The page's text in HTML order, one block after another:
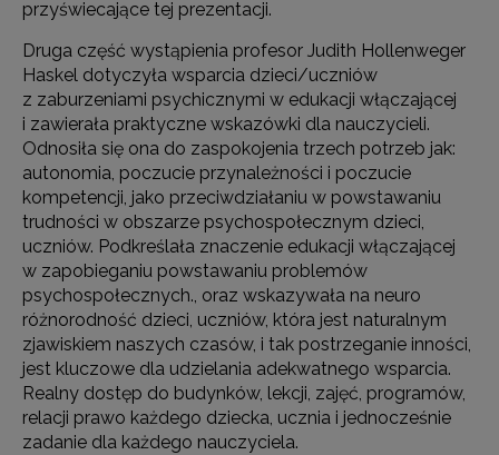
przyświecające tej prezentacji.
Druga część wystąpienia profesor Judith Hollenweger
Haskel dotyczyła wsparcia dzieci/uczniów
z zaburzeniami psychicznymi w edukacji włączającej
i zawierała praktyczne wskazówki dla nauczycieli.
Odnosiła się ona do zaspokojenia trzech potrzeb jak:
autonomia, poczucie przynależności i poczucie
kompetencji, jako przeciwdziałaniu w powstawaniu
trudności w obszarze psychospołecznym dzieci,
uczniów. Podkreślała znaczenie edukacji włączającej
w zapobieganiu powstawaniu problemów
psychospołecznych., oraz wskazywała na neuro
różnorodność dzieci, uczniów, która jest naturalnym
zjawiskiem naszych czasów, i tak postrzeganie inności,
jest kluczowe dla udzielania adekwatnego wsparcia.
Realny dostęp do budynków, lekcji, zajęć, programów,
relacji prawo każdego dziecka, ucznia i jednocześnie
zadanie dla każdego nauczyciela.